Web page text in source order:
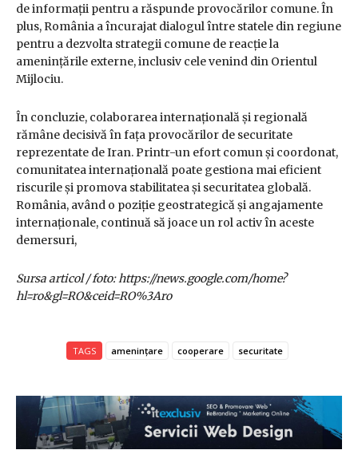
de informații pentru a răspunde provocărilor comune. În
plus, România a încurajat dialogul între statele din regiune
pentru a dezvolta strategii comune de reacție la
amenințările externe, inclusiv cele venind din Orientul
Mijlociu.
În concluzie, colaborarea internațională și regională
rămâne decisivă în fața provocărilor de securitate
reprezentate de Iran. Printr-un efort comun și coordonat,
comunitatea internațională poate gestiona mai eficient
riscurile și promova stabilitatea și securitatea globală.
România, având o poziție geostrategică și angajamente
internaționale, continuă să joace un rol activ în aceste
demersuri,
Sursa articol / foto: https://news.google.com/home?
hl=ro&gl=RO&ceid=RO%3Aro
TAGS amenințare cooperare securitate